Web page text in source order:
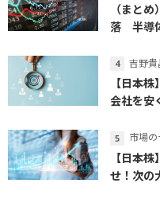
（まと
落 半導
吉野
【日本
会社を安
市場の
【日本
せ！次の